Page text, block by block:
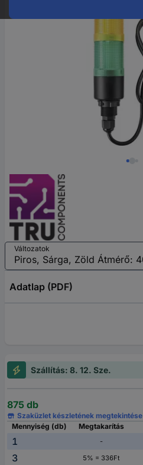
Változatok
Adatlap (PDF)
Szállítás: 8. 12. Sze.
875 db
Szaküzlet készletének megtekintése
Mennyiség (db)
Megtakarítás
1 -
3
5% = 336Ft